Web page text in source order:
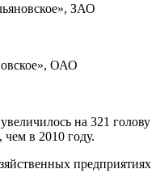
ЗАО
ОАО
на 321 голову
в 2010 году.
предприятиях